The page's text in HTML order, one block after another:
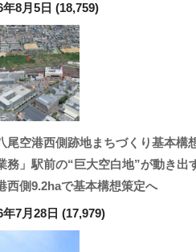
年8月5日 (18,759)
尾空港西側跡地まちづくり基本構
務」駅前の“巨大空白地”が動き
西側9.2haで基本構想策定へ
年7月28日 (17,979)